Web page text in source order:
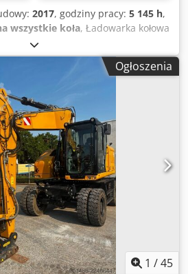
2017, godziny pracy: 5 145 h,
wszystkie koła, Ładowarka kołowa
wyposażona w łyżkę i widły! ----*
906M Credpfx Aozp Ayieqpof *
godzin: ok. 5145 *
* Maszyna wyprodukowana w
* Hydrauliczny system
* Dostępna deklaracja
danych * Dodatkowe zdjęcia i
przez WhatsApp z Erikiem) *
+ 19% VAT ----W przypadku
o kontakt telefoniczny: Erik
dane podane bez gwarancji,
do błędów i wcześniejszej
Ogłoszenia
1 /45